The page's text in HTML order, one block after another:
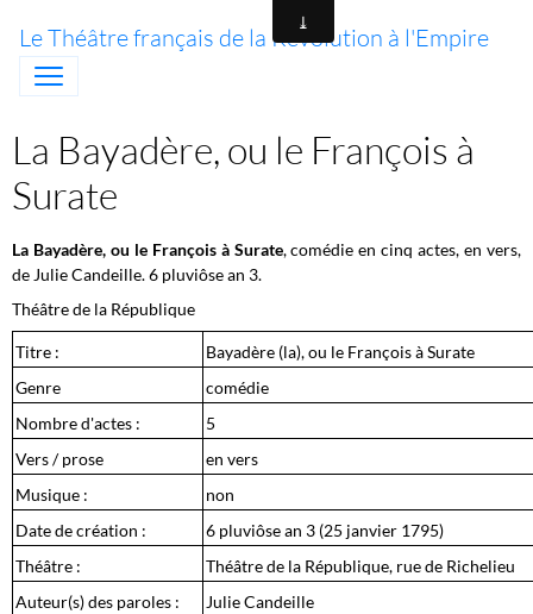
Le Théâtre français de la Révolution à l'Empire
La Bayadère, ou le François à
Surate
La Bayadère, ou le François à Surate, comédie en cinq actes, en vers,
de Julie Candeille. 6 pluviôse an 3.
Théâtre de la République
Titre :
Bayadère (la), ou le François à Surate
Genre
comédie
Nombre d'actes :
5
Vers / prose
en vers
Musique :
non
Date de création :
6 pluviôse an 3 (25 janvier 1795)
Théâtre :
Théâtre de la République, rue de Richelieu
Auteur(s) des paroles :
Julie Candeille